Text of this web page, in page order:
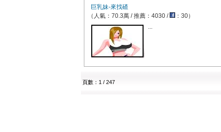
巨乳妹-來找碴
（人氣：70.3萬 / 推薦：4030 /
：30）
...
頁數：1 / 247